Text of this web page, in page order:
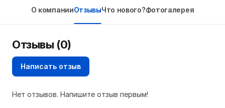
О компанииОтзывыЧто нового?Фотогалерея
Отзывы (0)
Написать отзыв
Нет отзывов. Напишите отзыв первым!